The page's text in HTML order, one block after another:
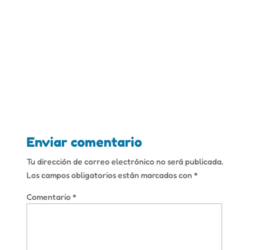
Enviar comentario
Tu dirección de correo electrónico no será publicada.
Los campos obligatorios están marcados con*
Comentario*